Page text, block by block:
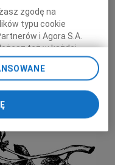
składają
Zarząd
koleżanki i koledzy
Mieszkaniowej "Mokotów?
zgodę na
typu cookie
i Agora S.A.
też w każdej
plików cookie,
Twoimi
stopce serwisu i
jest także za
możemy